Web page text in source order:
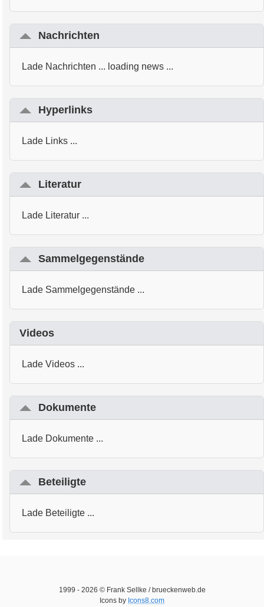
Nachrichten
Lade Nachrichten ... loading news ...
Hyperlinks
Lade Links ...
Literatur
Lade Literatur ...
Sammelgegenstände
Lade Sammelgegenstände ...
Videos
Lade Videos ...
Dokumente
Lade Dokumente ...
Beteiligte
Lade Beteiligte ...
1999 - 2026 © Frank Sellke / brueckenweb.de
Icons by Icons8.com